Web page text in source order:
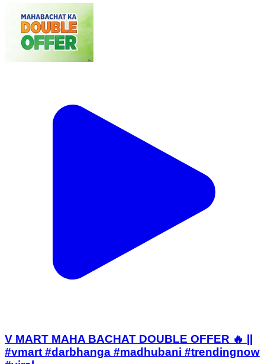
V MART MAHA BACHAT DOUBLE OFFER 🔥 ||
#vmart #darbhanga #madhubani #trendingnow